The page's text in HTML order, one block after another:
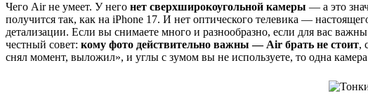
Чего Air не умеет. У него нет сверхширокоугольной камеры — а это
получится так, как на iPhone 17. И нет оптического телевика —
детализации. Если вы снимаете много и разнообразно, если для вас
честный совет: кому фото действительно важны — Air брать не стоит,
снял момент, выложил», и углы с зумом вы не используете, то одна